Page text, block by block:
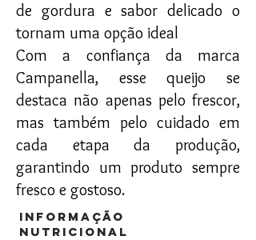
de gordura e sabor delicado o
tornam uma opção ideal
Com a confiança da marca
Campanella, esse queijo se
destaca não apenas pelo frescor,
mas também pelo cuidado em
cada etapa da produção,
garantindo um produto sempre
fresco e gostoso.
informação
nutricional